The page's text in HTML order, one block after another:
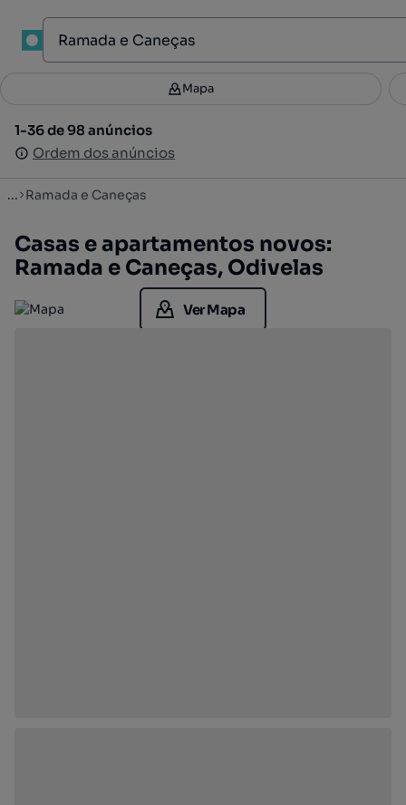
Filtros 2
1-36 de 98 anúncios
Ordem dos anúncios
Mapa
1-36 de 98 anúncios
Ordem dos anúncios
... Ramada e Caneças
Casas e apartamentos novos:
Ramada e Caneças, Odivelas
Ver Mapa